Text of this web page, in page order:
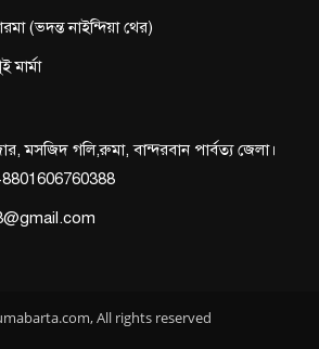
(ভদন্ত নাইন্দিয়া থের)
মার্মা
মসজিদ গলি,রুমা, বান্দরবান পার্বত্য জেলা।
All rights reserved